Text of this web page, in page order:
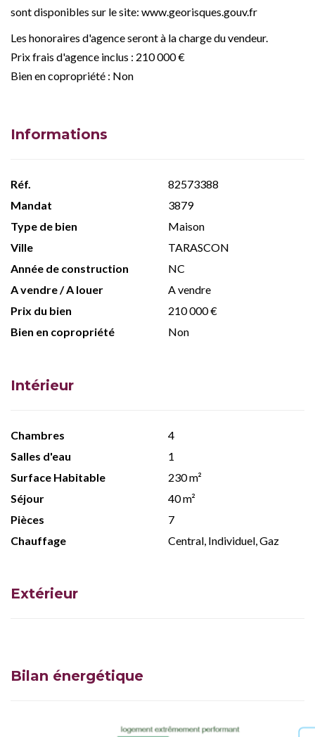
sont disponibles sur le site: www.georisques.gouv.fr
Les honoraires d'agence seront à la charge du vendeur.
Prix frais d'agence inclus : 210 000 €
Bien en copropriété : Non
Informations
Réf.
82573388
Mandat
3879
Type de bien
Maison
Ville
TARASCON
Année de construction
NC
A vendre / A louer
A vendre
Prix du bien
210 000 €
Bien en copropriété
Non
Intérieur
Chambres
4
Salles d'eau
1
Surface Habitable
230 m²
Séjour
40 m²
Pièces
7
Chauffage
Central, Individuel, Gaz
Extérieur
Bilan énergétique